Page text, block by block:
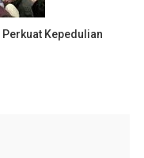
Perkuat Kepedulian